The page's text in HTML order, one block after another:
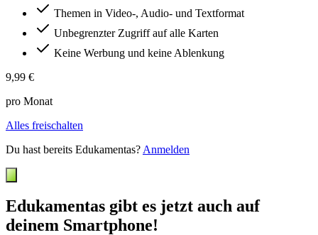
Themen in Video-, Audio- und Textformat
Unbegrenzter Zugriff auf alle Karten
Keine Werbung und keine Ablenkung
9,99 €
pro Monat
Alles freischalten
Du hast bereits Edukamentas? Anmelden
Edukamentas gibt es jetzt auch auf
deinem Smartphone!